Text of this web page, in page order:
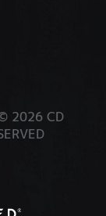
© 2026 CD